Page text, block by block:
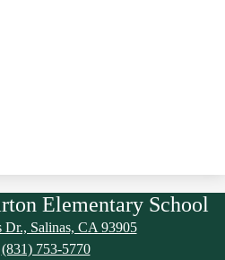
Elementary School
Dr., Salinas, CA 93905
(831) 753-5770